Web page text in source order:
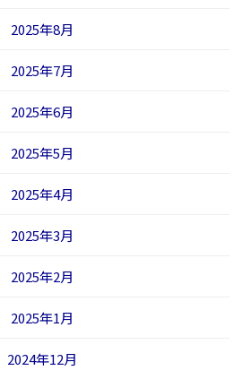
2025年8月
2025年7月
2025年6月
2025年5月
2025年4月
2025年3月
2025年2月
2025年1月
2024年12月